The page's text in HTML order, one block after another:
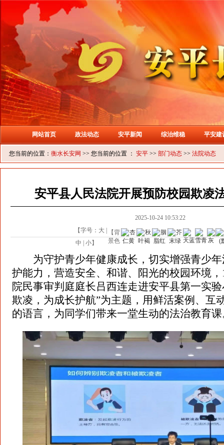
网站首页 政法动态 安平新闻 综治维稳 平安建
您当前的位置： 衡水长安网 >> 您当前的位置 ： 安平 >> 部门动态 >> 法院动态
安平县人民法院开展预防校园欺凌
2025-10-24 10:53:22
【字号： 大
中
|小】
【背
景色
为守护青少年健康成长，切实增强青少年
护能力，营造安全、和谐、阳光的校园环境
院民事审判庭庭长吕西连走进安平县第一实
欺凌，为成长护航”为主题，用鲜活案例、互
的语言，为同学们带来一堂生动的法治教育